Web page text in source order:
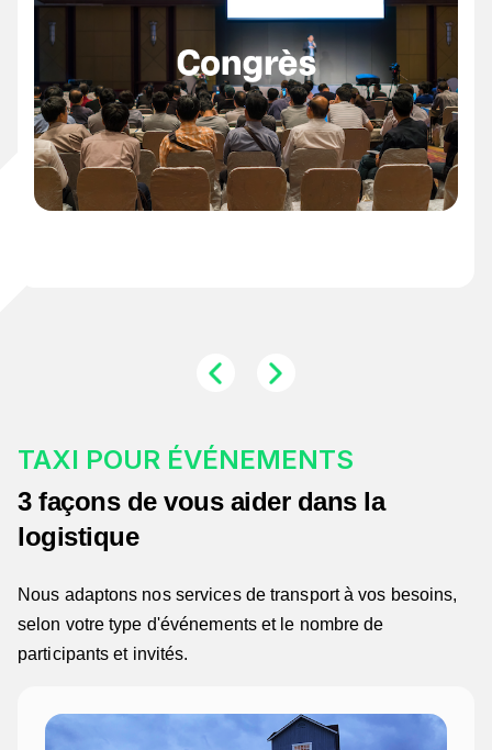
TAXI POUR ÉVÉNEMENTS
3 façons de vous aider dans la
logistique
Nous adaptons nos services de transport à vos besoins,
selon votre type d'événements et le nombre de
participants et invités.